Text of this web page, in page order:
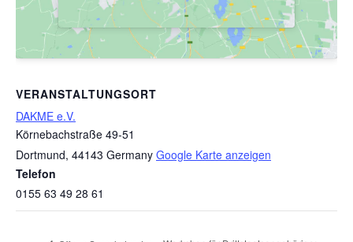
VERANSTALTUNGSORT
DAKME e.V.
Körnebachstraße 49-51
Dortmund, 44143 Germany Google Karte anzeigen
Telefon
0155 63 49 28 61